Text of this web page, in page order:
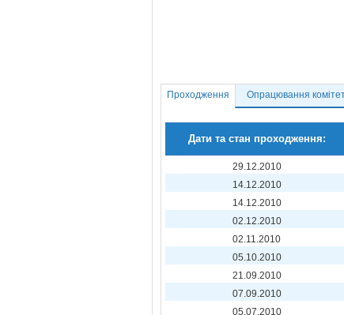
Проходження Опрацювання
Дати та стан проходження:
29.12.2010
14.12.2010
14.12.2010
02.12.2010
02.11.2010
05.10.2010
21.09.2010
07.09.2010
05.07.2010